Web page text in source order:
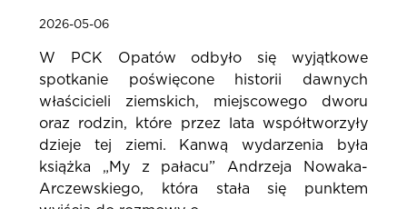
2026-05-06
W PCK Opatów odbyło się wyjątkowe
spotkanie poświęcone historii dawnych
właścicieli ziemskich, miejscowego dworu
oraz rodzin, które przez lata współtworzyły
dzieje tej ziemi. Kanwą wydarzenia była
książka „My z pałacu” Andrzeja Nowaka-
Arczewskiego, która stała się punktem